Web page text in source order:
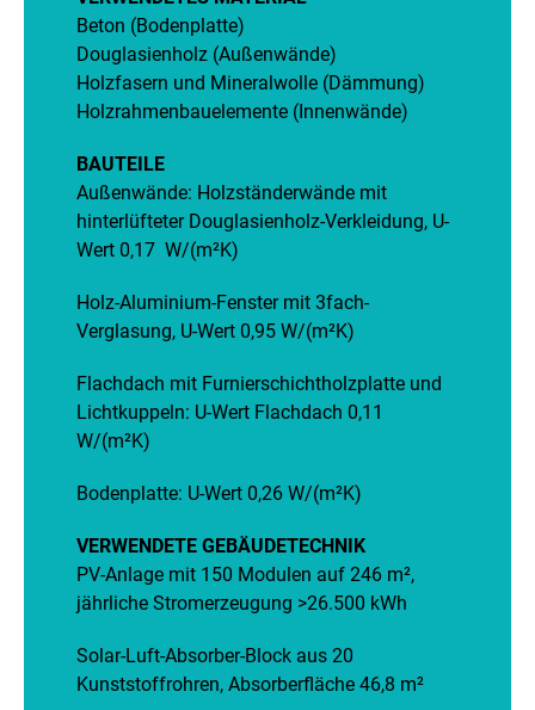
Beton (Bodenplatte)
Douglasienholz (Außenwände)
Holzfasern und Mineralwolle (Dämmung)
Holzrahmenbauelemente (Innenwände)
BAUTEILE
Außenwände: Holzständerwände mit
hinterlüfteter Douglasienholz-Verkleidung, U-
Wert 0,17 W/(m²K)
Holz-Aluminium-Fenster mit 3fach-
Verglasung, U-Wert 0,95 W/(m²K)
Flachdach mit Furnierschichtholzplatte und
Lichtkuppeln: U-Wert Flachdach 0,11
W/(m²K)
Bodenplatte: U-Wert 0,26 W/(m²K)
VERWENDETE GEBÄUDETECHNIK
PV-Anlage mit 150 Modulen auf 246 m²,
jährliche Stromerzeugung >26.500 kWh
Solar-Luft-Absorber-Block aus 20
Kunststoffrohren, Absorberfläche 46,8 m²